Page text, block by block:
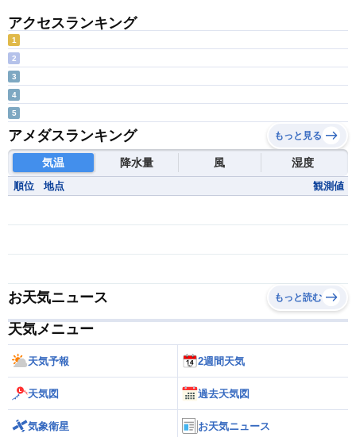
アクセスランキング
1
2
3
4
5
アメダスランキング もっと見る
気温 降水量 風 湿度
順位 地点 観測値
お天気ニュース もっと読む
天気メニュー
天気予報 2週間天気
天気図 過去天気図
気象衛星 お天気ニュース